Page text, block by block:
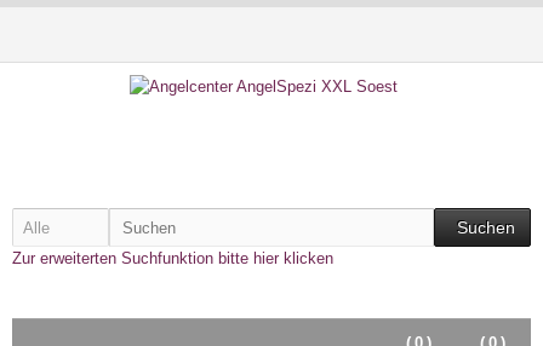
Suchen
Zur erweiterten Suchfunktion bitte hier klicken